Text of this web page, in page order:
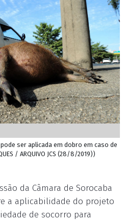
ser aplicada em dobro em caso de
/ ARQUIVO JCS (28/8/2019))
da Câmara de Sorocaba
a aplicabilidade do projeto
de socorro para